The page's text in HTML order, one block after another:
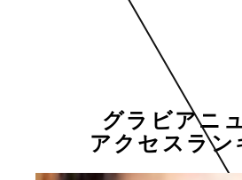
グラビアニ
アクセスラン